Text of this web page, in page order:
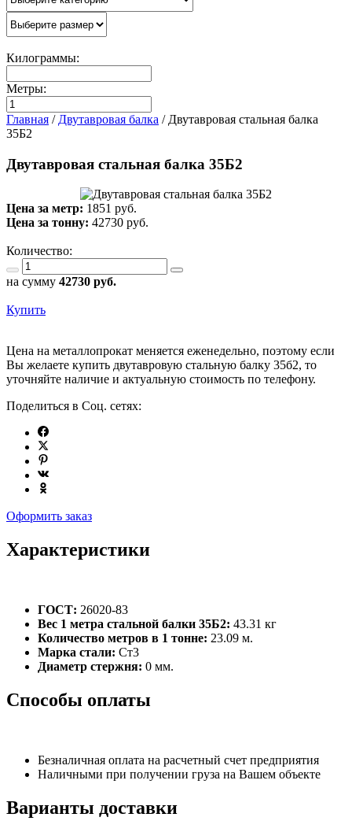
Килограммы:
Метры:
Главная / Двутавровая балка / Двутавровая стальная балка
35Б2
Двутавровая стальная балка 35Б2
Цена за метр: 1851 руб.
Цена за тонну: 42730 руб.
Количество:
на сумму 42730 руб.
Купить
Цена на металлопрокат меняется еженедельно, поэтому если
Вы желаете купить двутавровую стальную балку 35б2, то
уточняйте наличие и актуальную стоимость по телефону.
Поделиться в Соц. сетях:
Оформить заказ
Характеристики
ГОСТ: 26020-83
Вес 1 метра стальной балки 35Б2: 43.31 кг
Количество метров в 1 тонне: 23.09 м.
Марка стали: Ст3
Диаметр стержня: 0 мм.
Способы оплаты
Безналичная оплата на расчетный счет предприятия
Наличными при получении груза на Вашем объекте
Варианты доставки